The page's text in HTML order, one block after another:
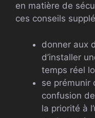
en matière de
ces conseils
donner aux
d’installer
temps réel
se prémunir
confusion
la priorité à